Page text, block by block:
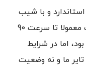
و با شیب
عرضی مناسب باشد، با لاستیکی مناسب معمولا تا سرعت 90
اما در شرایط
تایر ما و نه وضعیت